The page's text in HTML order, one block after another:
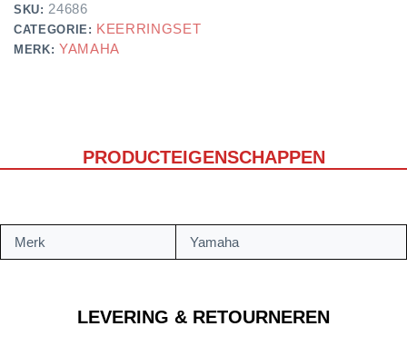
SKU:24686
CATEGORIE: KEERRINGSET
MERK: YAMAHA
PRODUCTEIGENSCHAPPEN
LEVERING & RETOURNEREN
Merk Yamaha